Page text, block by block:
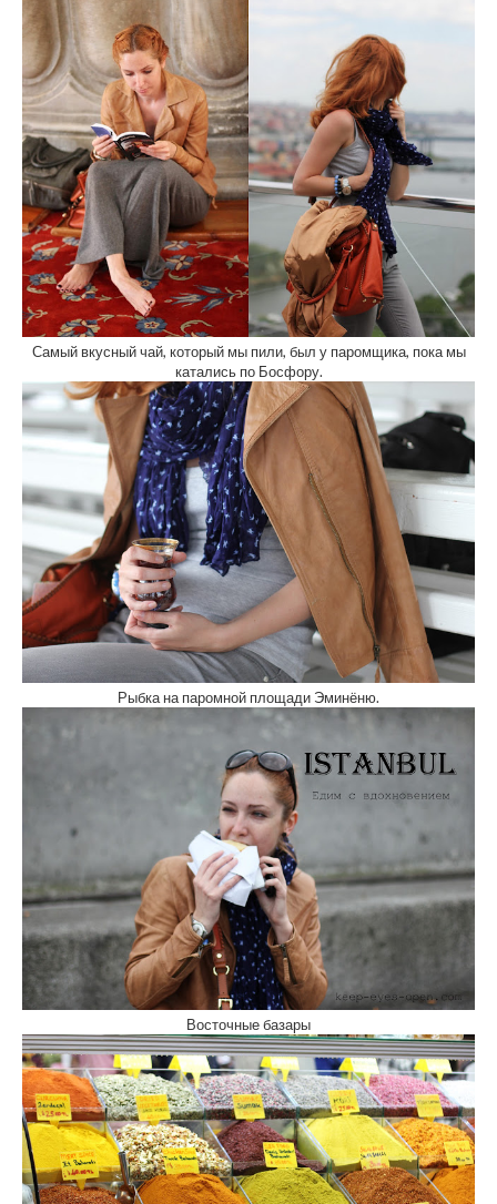
Самый вкусный чай, который мы пили, был у паромщика, пока мы
катались по Босфору.
Рыбка на паромной площади Эминёню.
Восточные базары